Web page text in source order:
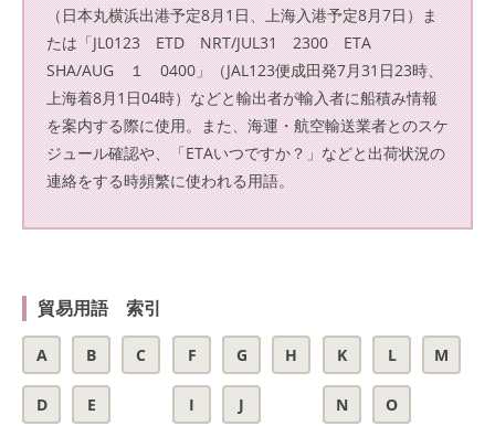
（日本丸横浜出港予定8月1日、上海入港予定8月7日）ま
たは「JL0123 ETD NRT/JUL31 2300 ETA
SHA/AUG １ 0400」（JAL123便成田発7月31日23時、
上海着8月1日04時）などと輸出者が輸入者に船積み情報
を案内する際に使用。また、海運・航空輸送業者とのスケ
ジュール確認や、「ETAいつですか？」などと出荷状況の
連絡をする時頻繁に使われる用語。
貿易用語 索引
A B C
D E
F G H
I J
K L M
N O